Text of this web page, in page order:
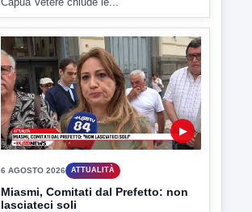
▶
6 AGOSTO 2026 CRONACA
"Sistema Caprio", Procura S.Maria
CV chiede rinvio a giudizio per 54
La Procura della Repubblica di Santa
Capua Vetere chiude le...